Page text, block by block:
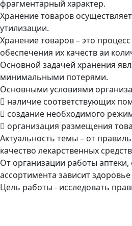
фрагментарный характер.
Хранение товаров
утилизации.
Хранение товаров – это
обеспечения их качеств аи
Основной задачей хранения
минимальными потерями.
Основными условиями
 наличие соответствующих
 создание необходимого
 организация размещения
Актуальность темы – от
качество лекарственных
От организации работы
ассортимента зависит
Цель работы - исследовать